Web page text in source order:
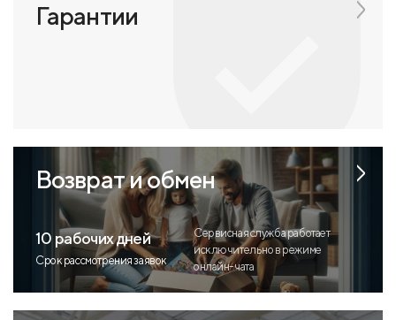
Гарантии
Возврат и обмен
10 рабочих дней
Срок рассмотрения заявок
Сервисная служба работает
исключительно в режиме
онлайн-чата